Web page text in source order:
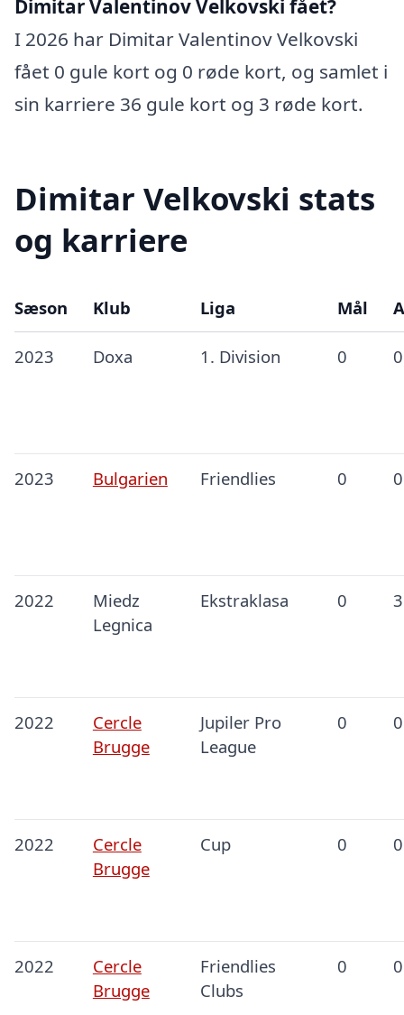
Dimitar Valentinov Velkovski fået?
I 2026 har Dimitar Valentinov Velkovski
fået 0 gule kort og 0 røde kort, og samlet i
sin karriere 36 gule kort og 3 røde kort.
Dimitar Velkovski stats
og karriere
Sæson Klub Liga Mål
2023 Doxa 1. Division 0 0
2023 Bulgarien Friendlies 0 0
2022
Miedz
Legnica
Ekstraklasa 0 3
2022
Cercle
Brugge
Jupiler Pro
League
0 0
2022
Cercle
Brugge
Cup 0 0
2022
Cercle
Brugge
Friendlies
Clubs
0 0